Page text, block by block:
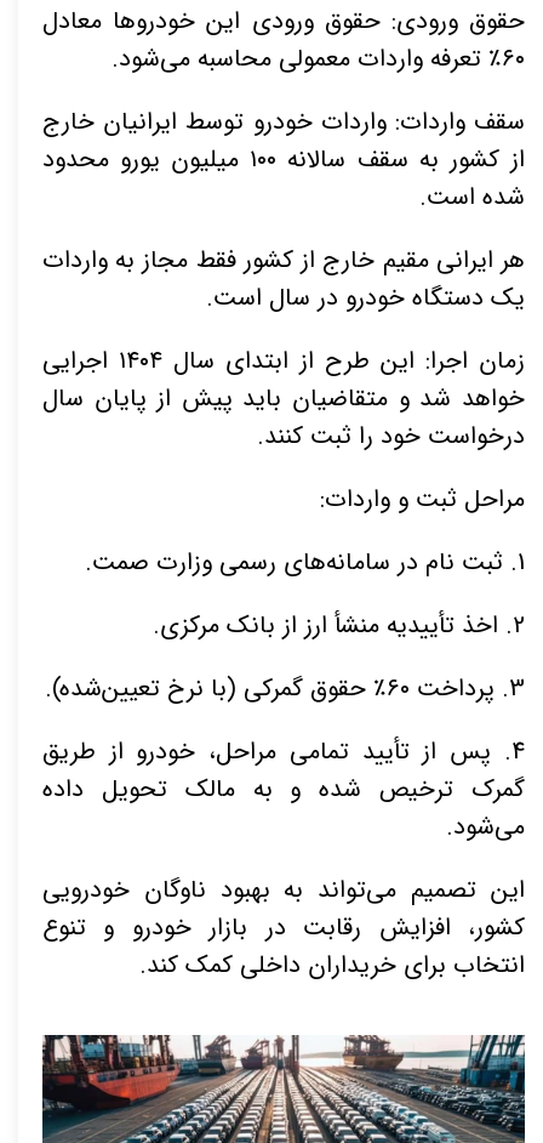
حقوق ورودی: حقوق ورودی این خودروها معادل
۶۰٪ تعرفه واردات معمولی محاسبه می‌شود.
سقف واردات: واردات خودرو توسط ایرانیان خارج
از کشور به سقف سالانه ۱۰۰ میلیون یورو محدود
شده است.
هر ایرانی مقیم خارج از کشور فقط مجاز به واردات
یک دستگاه خودرو در سال است.
زمان اجرا: این طرح از ابتدای سال ۱۴۰۴ اجرایی
خواهد شد و متقاضیان باید پیش از پایان سال
درخواست خود را ثبت کنند.
مراحل ثبت و واردات:
1. ثبت نام در سامانه‌های رسمی وزارت صمت.
2. اخذ تأییدیه منشأ ارز از بانک مرکزی.
3. پرداخت ۶۰٪ حقوق گمرکی (با نرخ تعیین‌شده).
4. پس از تأیید تمامی مراحل، خودرو از طریق
گمرک ترخیص شده و به مالک تحویل داده
می‌شود.
این تصمیم می‌تواند به بهبود ناوگان خودرویی
کشور، افزایش رقابت در بازار خودرو و تنوع
انتخاب برای خریداران داخلی کمک کند.